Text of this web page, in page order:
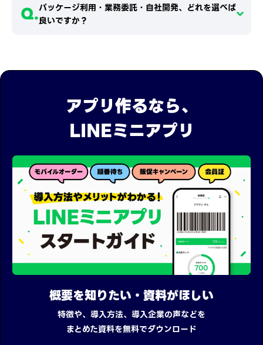
Q.パッケージ利用・業務委託・自社開発、どれを選べば
良いですか？
アプリ作るなら、
LINEミニアプリ
概要を知りたい・資料がほしい
特徴や、導入方法、導入企業の声などを
まとめた資料を無料でダウンロード